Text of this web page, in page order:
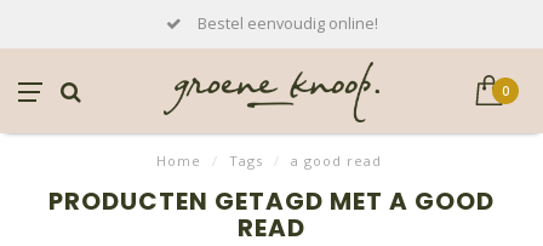
Bestel eenvoudig online!
0
Home / Tags / a good read
PRODUCTEN GETAGD MET A GOOD
READ